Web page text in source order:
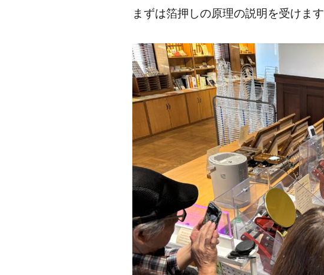
まずは箔押しの原理の説明を受けます